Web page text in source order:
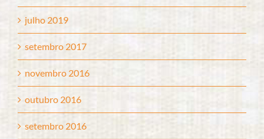
julho 2019
setembro 2017
novembro 2016
outubro 2016
setembro 2016